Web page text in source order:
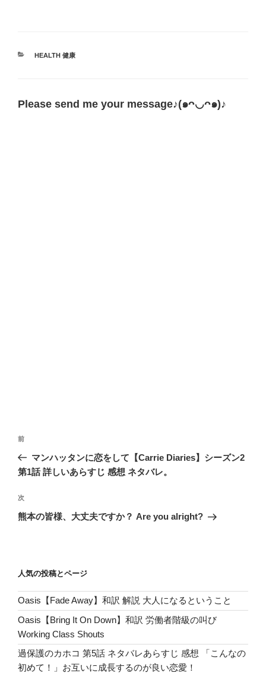
k
カ
HEALTH 健康
Please send me your message♪(๑ᴖ◡ᴖ๑)♪
投
ナ
ゲ
ー
前
の
投
前
マンハッタンに恋をして【Carrie Diaries】シーズン2
第1話 詳しいあらすじ 感想 ネタバレ。
次
の
次
熊本の皆様、大丈夫ですか？ Are you alright?
人気の投稿とページ
Oasis【Fade Away】和訳 解説 大人になるということ
Oasis【Bring It On Down】和訳 労働者階級の叫び
Working Class Shouts
過保護のカホコ 第5話 ネタバレあらすじ 感想 「こんなの
初めて！」お互いに成長するのが良い恋愛！